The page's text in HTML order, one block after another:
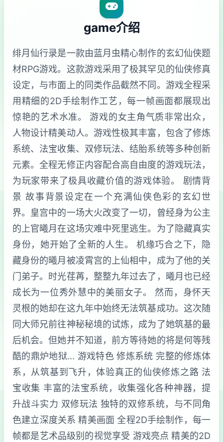
game介绍
绯月仙行录是一款由蓝月虫精心制作的玄幻仙侠题
材RPG游戏。这款游戏采用了极其罕见的仙侠修真
设定，与市面上的同类作品截然不同。游戏全程采
用精细的2D手绘制作工艺，每一帧画面都展现出
惊艳的艺术水准。 游戏的女主角气质非常出众，
人物设计精美动人。游戏性极其丰富，包含了修炼
系统、法宝收集、双修玩法、结胎系统等多种创新
元素。全程无修正内容配合高自由度的游戏玩法，
为玩家带来了极具收藏价值的游戏体验。 剧情背
景 故事背景设定在一个充满仙侠色彩的玄幻世
界。皇宫中的一场大火改变了一切，曾经身为公主
的上官曦月在这场灾难中死里逃生。为了隐藏真实
身份，她开始了全新的人生。 机缘巧合之下，隐
藏身份的曦月被凌霄宫的上仙相中，成为了他的关
门弟子。时光荏苒，整整九年过去了，曦月也已经
成长为一位秀外慧中的美丽女子。 然而，身怀天
灵根的她却在这九年中始终无法筑基成功。这次随
同大师兄前往神秘秘境的试炼，成为了她筑基的最
后机会。但她并不知道，前方等待她的将是何等残
酷的鼎炉地狱... 游戏特色 修炼系统 完整的修炼体
系，从筑基到飞升，体验真正的仙侠修炼之路 法
宝收集 丰富的法宝系统，收集强化各种神器，提
升战斗实力 双修玩法 独特的双修系统，与不同角
色建立深度关系 精美画面 全程2D手绘制作，每一
帧都是艺术品级别的视觉享受 游戏亮点 精美的2D